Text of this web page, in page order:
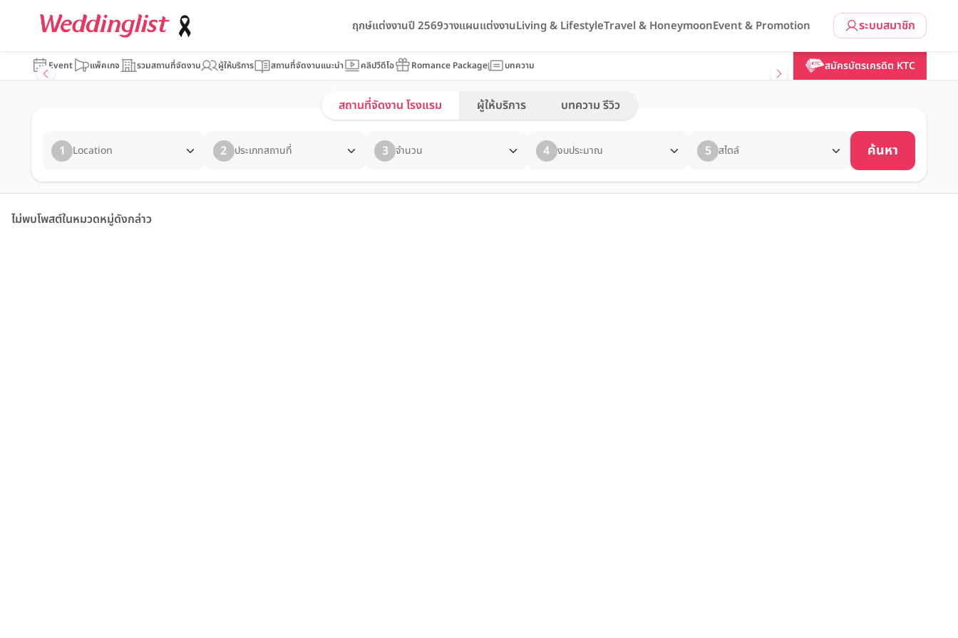
ระบบสมาชิก
ฤกษ์แต่งงานปี 2569วางแผนแต่งงานLiving & LifestyleTravel & HoneymoonEvent & Promotion
Event แพ็คเกจ รวมสถานที่จัดงาน ผู้ให้บริการ สถานที่จัดงานแนะนำ คลิปวีดีโอ Romance Package บทความ สมัครบัตรเครดิต KTC
สถานที่จัดงาน โรงแรม ผู้ให้บริการ บทความ รีวิว
1 Location 2 ประเภทสถานที่ 3 จำนวน 4 งบประมาณ 5 สไตล์ ค้นหา
ไม่พบโพสต์ในหมวดหมู่ดังกล่าว